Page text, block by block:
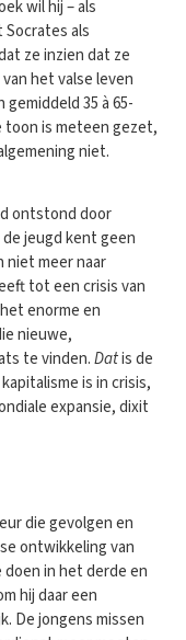
wil hij – als
Socrates als
ze inzien dat ze
het valse leven
35 à 65-
toon is meteen gezet,
niet.
ontstond door
jeugd kent geen
meer naar
tot een crisis van
enorme en
nieuwe,
te vinden.Datis de
is in crisis,
expansie, dixit
die gevolgen en
ontwikkeling van
in het derde en
hij daar een
De jongens missen